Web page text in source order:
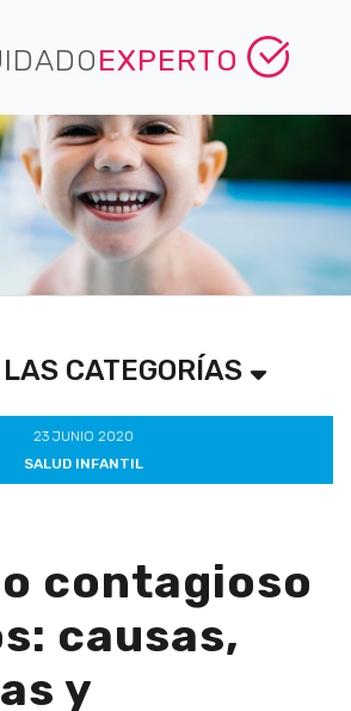
EXPERTO
CATEGORÍAS
23 JUNIO 2020
SALUD INFANTIL
contagioso
causas,
y